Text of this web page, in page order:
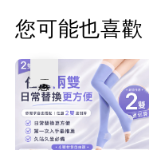
您可能也喜歡